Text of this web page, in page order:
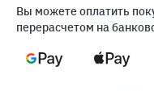
Вы можете оплатить
перерасчетом на